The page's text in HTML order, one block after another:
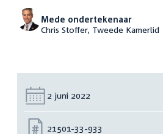
Mede ondertekenaar
Chris Stoffer, Tweede Kamerlid
Datum:
2 juni 2022
Nummer:
21501-33-933